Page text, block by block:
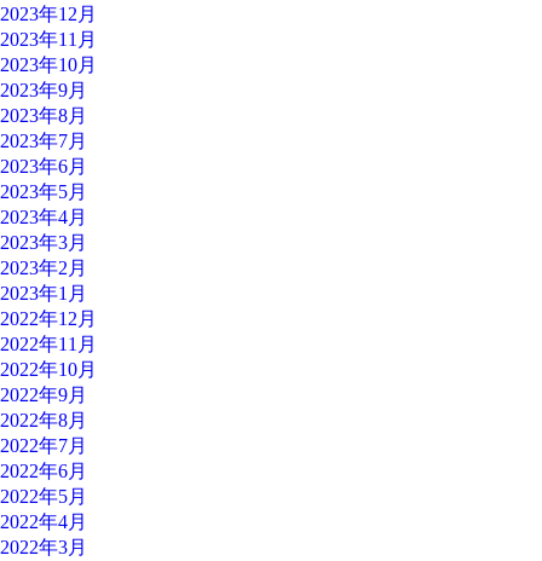
2023年12月
2023年11月
2023年10月
2023年9月
2023年8月
2023年7月
2023年6月
2023年5月
2023年4月
2023年3月
2023年2月
2023年1月
2022年12月
2022年11月
2022年10月
2022年9月
2022年8月
2022年7月
2022年6月
2022年5月
2022年4月
2022年3月